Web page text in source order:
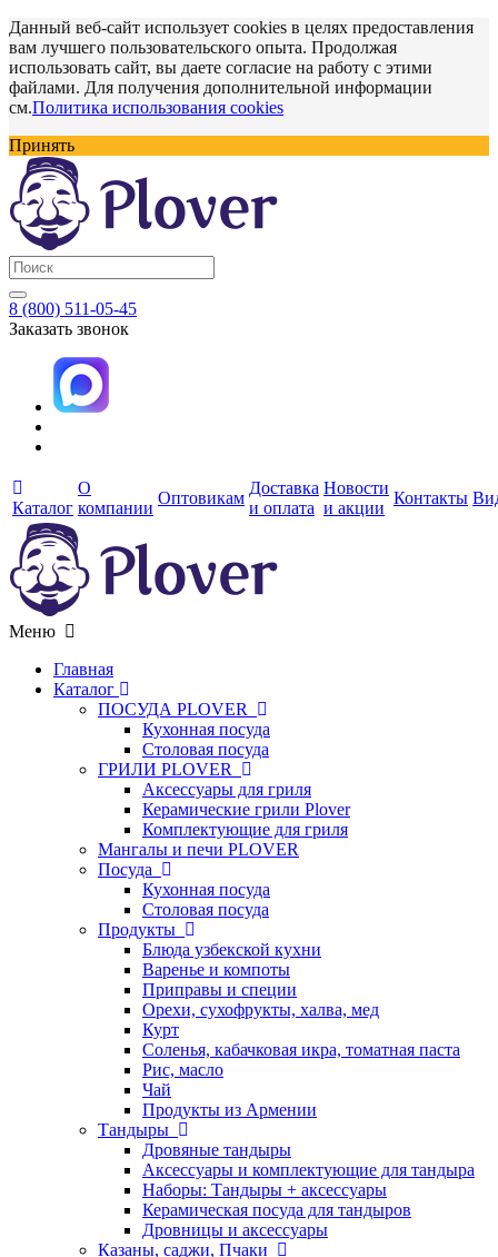
Данный веб-сайт использует cookies в целях предоставления
вам лучшего пользовательского опыта. Продолжая
использовать сайт, вы даете согласие на работу с этими
файлами. Для получения дополнительной информации
см.Политика использования cookies
Принять
8 (800) 511-05-45
Заказать звонок
Каталог
О
компании
Оптовикам
Доставка
и оплата
Новости
и акции
Контакты
Меню
Главная
Каталог
ПОСУДА PLOVER
Кухонная посуда
Столовая посуда
ГРИЛИ PLOVER
Аксессуары для гриля
Керамические грили Plover
Комплектующие для гриля
Мангалы и печи PLOVER
Посуда
Кухонная посуда
Столовая посуда
Продукты
Блюда узбекской кухни
Варенье и компоты
Приправы и специи
Орехи, сухофрукты, халва, мед
Курт
Соленья, кабачковая икра, томатная паста
Рис, масло
Чай
Продукты из Армении
Тандыры
Дровяные тандыры
Аксессуары и комплектующие для тандыра
Наборы: Тандыры + аксессуары
Керамическая посуда для тандыров
Дровницы и аксессуары
Казаны, саджи, Пчаки